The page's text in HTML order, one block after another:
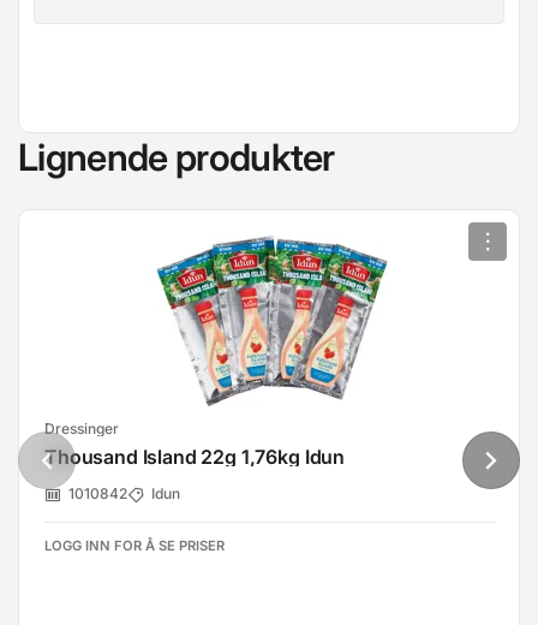
Lignende produkter
Dressinger
Thousand Island 22g 1,76kg Idun
1010842 Idun
LOGG INN FOR Å SE PRISER